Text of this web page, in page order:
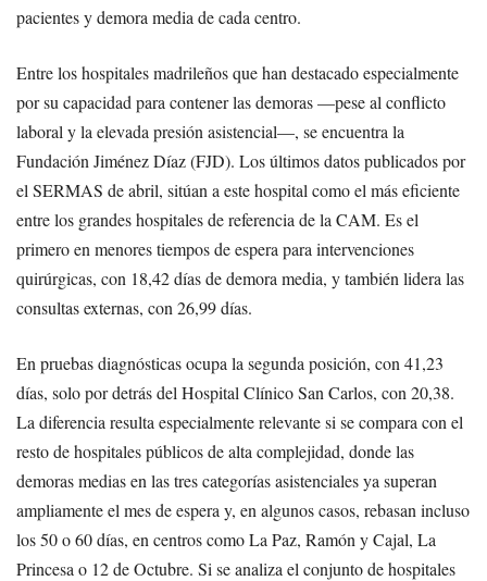
pacientes y demora media de cada centro.
Entre los hospitales madrileños que han destacado especialmente
por su capacidad para contener las demoras —pese al conflicto
laboral y la elevada presión asistencial—, se encuentra la
Fundación Jiménez Díaz (FJD). Los últimos datos publicados por
el SERMAS de abril, sitúan a este hospital como el más eficiente
entre los grandes hospitales de referencia de la CAM. Es el
primero en menores tiempos de espera para intervenciones
quirúrgicas, con 18,42 días de demora media, y también lidera las
consultas externas, con 26,99 días.
En pruebas diagnósticas ocupa la segunda posición, con 41,23
días, solo por detrás del Hospital Clínico San Carlos, con 20,38.
La diferencia resulta especialmente relevante si se compara con el
resto de hospitales públicos de alta complejidad, donde las
demoras medias en las tres categorías asistenciales ya superan
ampliamente el mes de espera y, en algunos casos, rebasan incluso
los 50 o 60 días, en centros como La Paz, Ramón y Cajal, La
Princesa o 12 de Octubre. Si se analiza el conjunto de hospitales